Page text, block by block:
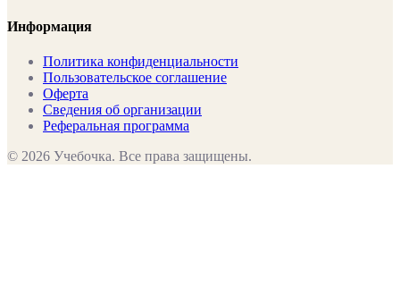
Информация
Политика конфиденциальности
Пользовательское соглашение
Оферта
Сведения об организации
Реферальная программа
© 2026 Учебочка. Все права защищены.